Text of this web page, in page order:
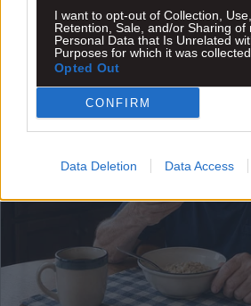
I want to opt-out of Collection, Use,
Retention, Sale, and/or Sharing of
Personal Data that Is Unrelated
Purposes for which it was collected.
Opted Out
CONFIRM
Data Deletion Data Access